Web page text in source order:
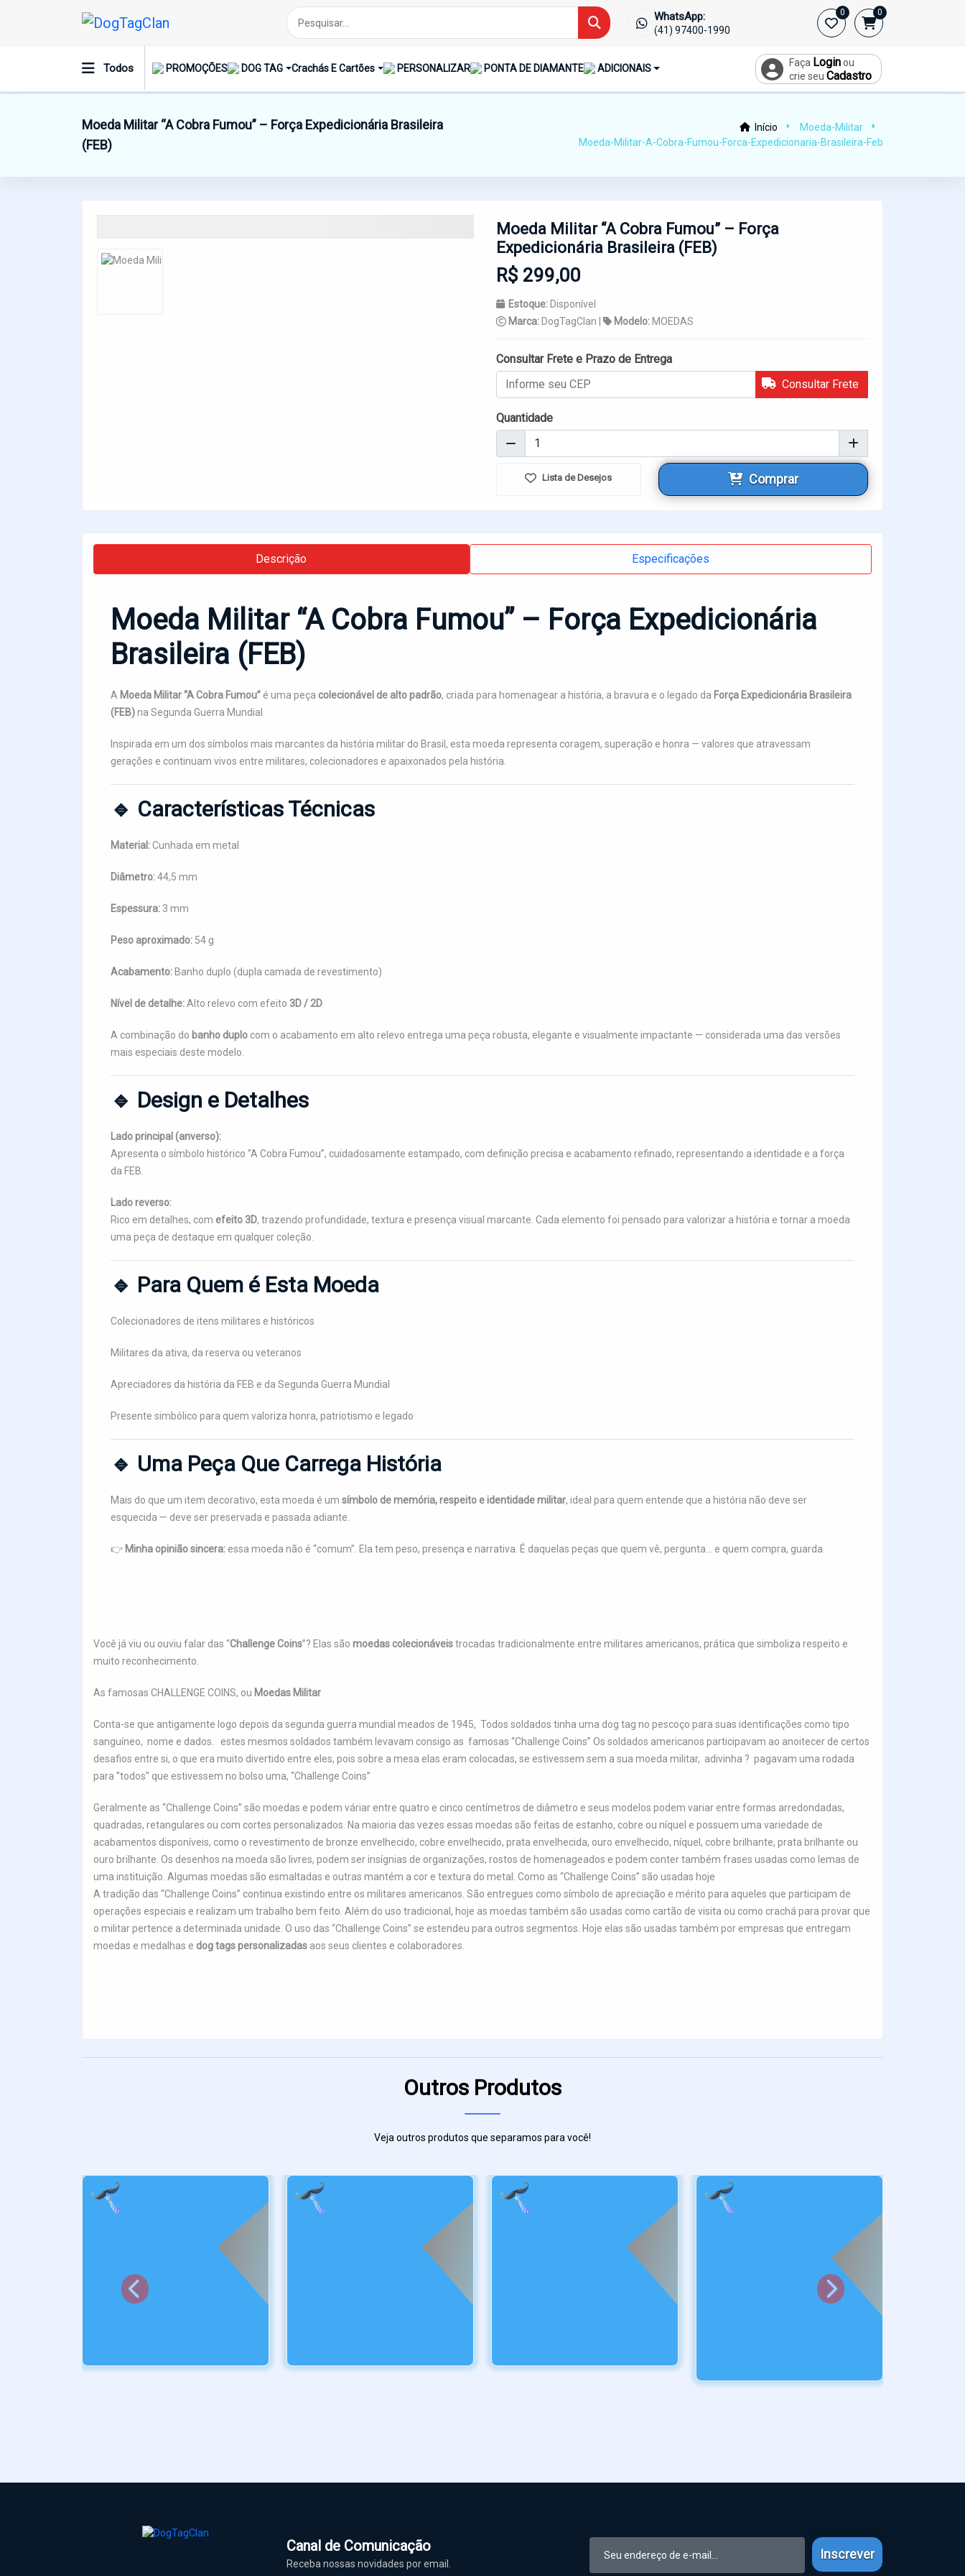
WhatsApp:
(41) 97400-1990
0 0
Todos PROMOÇÕES DOG TAG Crachás E Cartões PERSONALIZAR PONTA DE DIAMANTE ADICIONAIS Faça Loginou
crie seu Cadastro
Moeda Militar “A Cobra Fumou” – Força Expedicionária Brasileira
(FEB)
Início
Moeda-Militar
Moeda-Militar-A-Cobra-Fumou-Forca-Expedicionaria-Brasileira-Feb
Moeda Militar “A Cobra Fumou” – Força
Expedicionária Brasileira (FEB)
R$ 299,00
Estoque:Disponível
Marca:DogTagClan | Modelo:MOEDAS
Consultar Frete e Prazo de Entrega
Consultar Frete
Quantidade
Lista de Desejos Comprar
Descrição Especificações
Moeda Militar “A Cobra Fumou” – Força Expedicionária
Brasileira (FEB)
A Moeda Militar “A Cobra Fumou” é uma peça colecionável de alto padrão, criada para homenagear a história, a bravura e o legado da Força Expedicionária Brasileira
(FEB)na Segunda Guerra Mundial.
Inspirada em um dos símbolos mais marcantes da história militar do Brasil, esta moeda representa coragem, superação e honra — valores que atravessam
gerações e continuam vivos entre militares, colecionadores e apaixonados pela história.
🔹 Características Técnicas
Material:Cunhada em metal
Diâmetro:44,5 mm
Espessura: 3 mm
Peso aproximado: 54 g
Acabamento:Banho duplo (dupla camada de revestimento)
Nível de detalhe:Alto relevo com efeito 3D / 2D
A combinação do banho duplo com o acabamento em alto relevo entrega uma peça robusta, elegante e visualmente impactante — considerada uma das versões
mais especiais deste modelo.
🔹 Design e Detalhes
Lado principal (anverso):
Apresenta o símbolo histórico “A Cobra Fumou”, cuidadosamente estampado, com definição precisa e acabamento refinado, representando a identidade e a força
da FEB.
Lado reverso:
Rico em detalhes, com efeito 3D, trazendo profundidade, textura e presença visual marcante. Cada elemento foi pensado para valorizar a história e tornar a moeda
uma peça de destaque em qualquer coleção.
🔹 Para Quem é Esta Moeda
Colecionadores de itens militares e históricos
Militares da ativa, da reserva ou veteranos
Apreciadores da história da FEB e da Segunda Guerra Mundial
Presente simbólico para quem valoriza honra, patriotismo e legado
🔹 Uma Peça Que Carrega História
Mais do que um item decorativo, esta moeda é um símbolo de memória, respeito e identidade militar, ideal para quem entende que a história não deve ser
esquecida — deve ser preservada e passada adiante.
👉 Minha opinião sincera: essa moeda não é “comum”. Ela tem peso, presença e narrativa. É daquelas peças que quem vê, pergunta… e quem compra, guarda.
Você já viu ou ouviu falar das “Challenge Coins”? Elas são moedas colecionáveistrocadas tradicionalmente entre militares americanos, prática que simboliza respeito e
muito reconhecimento.
As famosas CHALLENGE COINS, ou Moedas Militar
Conta-se que antigamente logo depois da segunda guerra mundial meados de 1945, Todos soldados tinha uma dog tag no pescoço para suas identificações como tipo
sanguíneo, nome e dados. estes mesmos soldados também levavam consigo as famosas “Challenge Coins” Os soldados americanos participavam ao anoitecer de certos
desafios entre si, o que era muito divertido entre eles, pois sobre a mesa elas eram colocadas, se estivessem sem a sua moeda militar, adivinha ? pagavam uma rodada
para ''todos'' que estivessem no bolso uma, “Challenge Coins”
Geralmente as “Challenge Coins” são moedas e podem váriar entre quatro e cinco centímetros de diâmetro e seus modelos podem variar entre formas arredondadas,
quadradas, retangulares ou com cortes personalizados. Na maioria das vezes essas moedas são feitas de estanho, cobre ou níquel e possuem uma variedade de
acabamentos disponíveis, como o revestimento de bronze envelhecido, cobre envelhecido, prata envelhecida, ouro envelhecido, níquel, cobre brilhante, prata brilhante ou
ouro brilhante. Os desenhos na moeda são livres, podem ser insígnias de organizações, rostos de homenageados e podem conter também frases usadas como lemas de
uma instituição. Algumas moedas são esmaltadas e outras mantém a cor e textura do metal. Como as “Challenge Coins” são usadas hoje
A tradição das “Challenge Coins” continua existindo entre os militares americanos. São entregues como símbolo de apreciação e mérito para aqueles que participam de
operações especiais e realizam um trabalho bem feito. Além do uso tradicional, hoje as moedas também são usadas como cartão de visita ou como crachá para provar que
o militar pertence a determinada unidade. O uso das “Challenge Coins” se estendeu para outros segmentos. Hoje elas são usadas também por empresas que entregam
moedas e medalhas e dog tags personalizadas aos seus clientes e colaboradores.
Outros Produtos
Veja outros produtos que separamos para você!
CAIXA